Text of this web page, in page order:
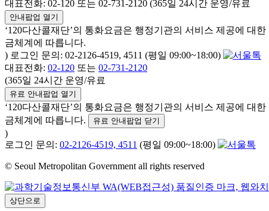
대표전화: 02-120 또는 02-731-2120 (365일 24시간 운영/유료
안내팝업 열기
‘120다산콜재단’의 통화요금은 행정기관의 서비스 제공에 대한
금체계에 따릅니다.
) 로그인 문의: 02-2126-4519, 4511 (평일 09:00~18:00)
대표전화: 02-120 또는 02-731-2120
(365일 24시간 운영/유료
유료 안내팝업 열기
‘120다산콜재단’의 통화요금은 행정기관의 서비스 제공에 대한
금체계에 따릅니다.
유료 안내팝업 닫기
)
로그인 문의: 02-2126-4519, 4511 (평일 09:00~18:00)
© Seoul Metropolitan Government all rights reserved
상단으로